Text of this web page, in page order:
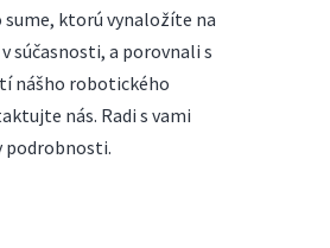
sume, ktorú vynaložíte na
súčasnosti, a porovnali s
nášho robotického
nás. Radi s vami
podrobnosti.